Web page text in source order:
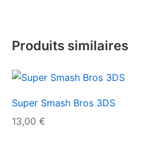
Produits similaires
Super Smash Bros 3DS
13,00 €